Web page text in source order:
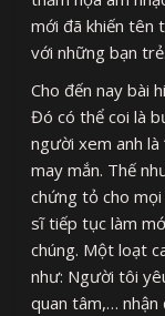
mới đã khiến tên
với những bạn trẻ.
Cho đến nay bài
Đó có thể coi là
người xem anh là
may mắn. Thế
chứng tỏ cho mọi
sĩ tiếp tục làm
chúng. Một loạt
như: Người tôi
quan tâm,… nhận